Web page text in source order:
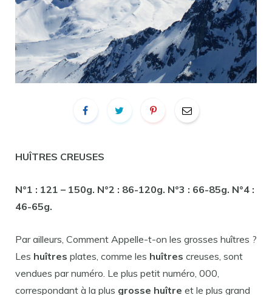
HUÎTRES CREUSES
N°1 : 121 – 150g. N°2 : 86-120g. N°3 : 66-85g. N°4 :
46-65g.
Par ailleurs, Comment Appelle-t-on les grosses huîtres ?
Les huîtres plates, comme les huîtres creuses, sont
vendues par numéro. Le plus petit numéro, 000,
correspondant à la plus grosse huître et le plus grand